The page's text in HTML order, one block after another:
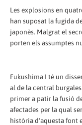
Les explosions en
han suposat la fugida
japonès. Malgrat el
porten els assumptes
Fukushima I té un
al de la central
primer a patir la fusió
afectades per la qual
història d'aquesta font